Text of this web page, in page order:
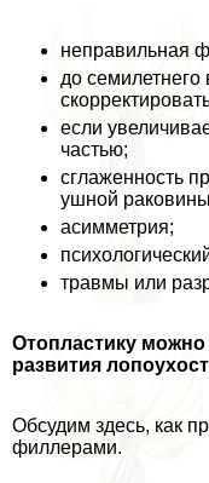
неправильная
до семилетнего
если
частью;
сглаженность
ушной
асимметрия;
травмы или
Отопластику
развития
Обсудим здесь, как
филлерами.